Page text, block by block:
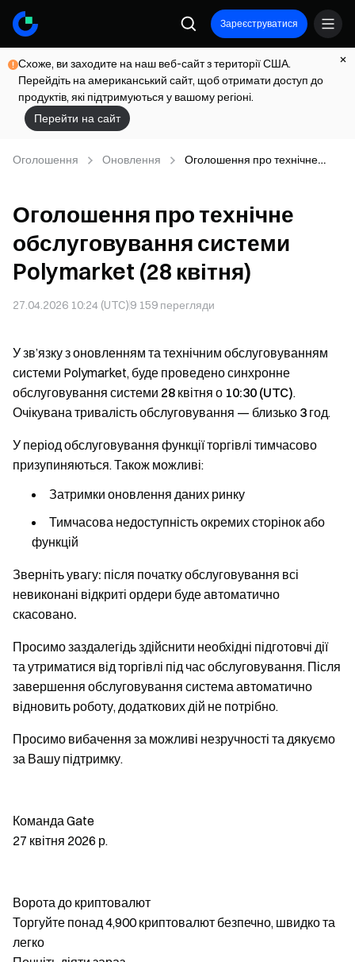
Зареєструватися
Схоже, ви заходите на наш веб-сайт з території США.
Перейдіть на американський сайт, щоб отримати доступ до
продуктів, які підтримуються у вашому регіоні.
Перейти на сайт
Оголошення Оновлення
Оголошення про технічне
Оголошення про технічне
обслуговування системи
Polymarket (28 квітня)
27.04.2026 10:24 (UTC)9 159 перегляди
У зв’язку з оновленням та технічним обслуговуванням
системи Polymarket, буде проведено синхронне
обслуговування системи 28 квітня о 10:30 (UTC).
Очікувана тривалість обслуговування — близько 3 год.
У період обслуговування функції торгівлі тимчасово
призупиняються. Також можливі:
Затримки оновлення даних ринку
Тимчасова недоступність окремих сторінок або
функцій
Зверніть увагу: після початку обслуговування всі
невиконані відкриті ордери буде автоматично
скасовано.
Просимо заздалегідь здійснити необхідні підготовчі дії
та утриматися від торгівлі під час обслуговування. Після
завершення обслуговування система автоматично
відновить роботу, додаткових дій не потрібно.
Просимо вибачення за можливі незручності та дякуємо
за Вашу підтримку.
Команда Gate
27 квітня 2026 р.
Ворота до криптовалют
Торгуйте понад 4,900 криптовалют безпечно, швидко та
легко